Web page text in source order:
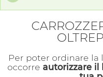
Per poter ordinare la
occorre autorizzare il